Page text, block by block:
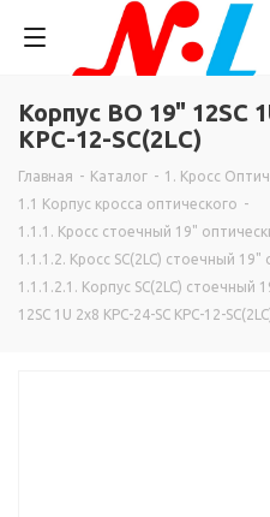
Корпус ВО 19" 12SC
КРС-12-SC(2LC)
Главная - Каталог - 1. Кросс
1.1 Корпус кросса оптического -
1.1.1. Кросс стоечный 19"
1.1.1.2. Кросс SC(2LC) стоечный 19"
1.1.1.2.1. Корпус SC(2LC) стоечный
12SC 1U 2х8 КРС-24-SC КРС-12-